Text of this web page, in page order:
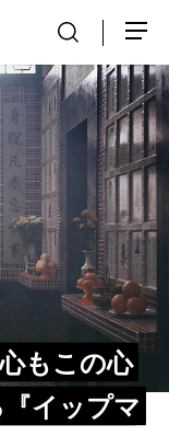
もこの心
イップマ